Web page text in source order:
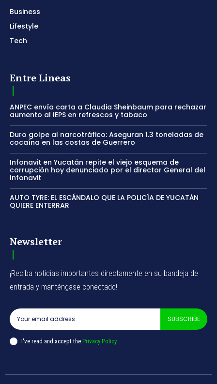
Business
Lifestyle
Tech
Entre Lineas
ANPEC envía carta a Claudia Sheinbaum para rechazar
aumento al IEPS en refrescos y tabaco
Duro golpe al narcotráfico: Aseguran 1.3 toneladas de
cocaína en las costas de Guerrero
Infonavit en Yucatán repite el viejo esquema de
corrupción hoy denunciado por el director General del
Infonavit
AUTO TYRE: EL ESCÁNDALO QUE LA POLICÍA DE YUCATÁN
QUIERE ENTERRAR
Newsletter
¡Reciba noticias importantes directamente en su bandeja de
entrada y manténgase conectado!
SUBSCRIBE
I've read and accept the Privacy Policy.